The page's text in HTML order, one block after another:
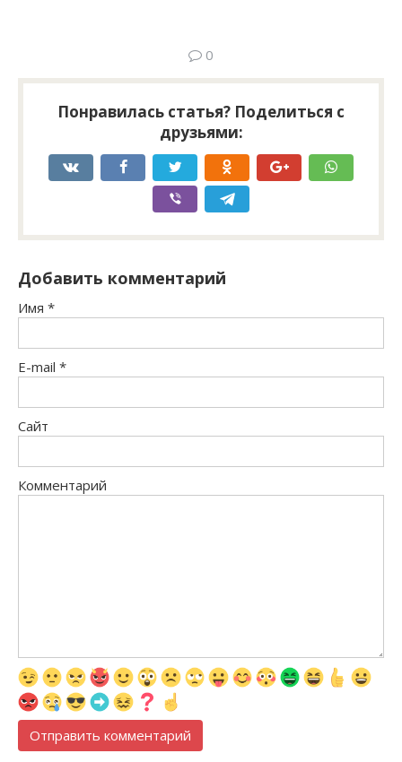
0
Понравилась статья? Поделиться с
друзьями:
Добавить комментарий
Имя *
E-mail *
Сайт
Комментарий